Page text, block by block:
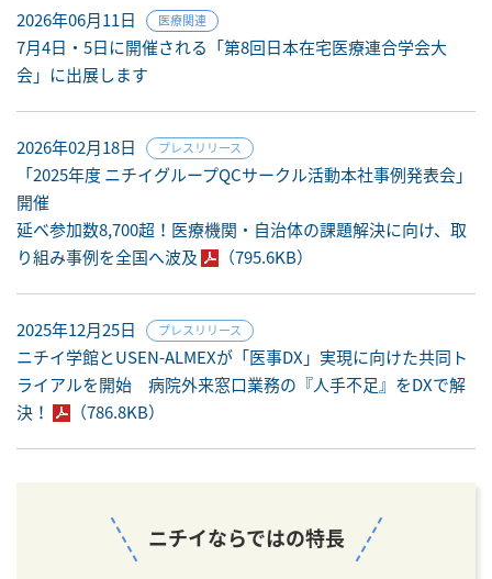
2026年06月11日 医療関連
7月4日・5日に開催される「第8回日本在宅医療連合学会大
会」に出展します
2026年02月18日 プレスリリース
「2025年度 ニチイグループQCサークル活動本社事例発表会」
開催
延べ参加数8,700超！医療機関・自治体の課題解決に向け、取
り組み事例を全国へ波及
（795.6KB）
2025年12月25日 プレスリリース
ニチイ学館とUSEN-ALMEXが「医事DX」実現に向けた共同ト
ライアルを開始 病院外来窓口業務の『人手不足』をDXで解
決！
（786.8KB）
ニチイならではの特長